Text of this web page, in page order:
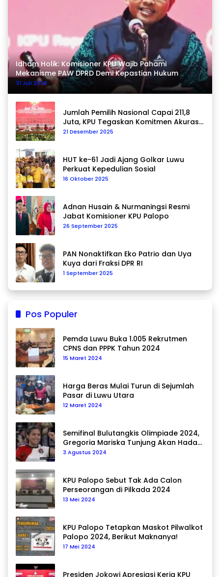
Idham Holik: Komisioner KPU Wajib Pahami
Mekanisme PAW DPRD Demi Kepastian Hukum
31 Juli 2026
Jumlah Pemilih Nasional Capai 211,8
Juta, KPU Tegaskan Komitmen Akurasi
Data Berkelanjutan
21 Desember 2025
HUT ke-61 Jadi Ajang Golkar Luwu
Perkuat Kepedulian Sosial
16 Oktober 2025
Adnan Husain & Nurmaningsi Resmi
Jabat Komisioner KPU Palopo
26 September 2025
PAN Nonaktifkan Eko Patrio dan Uya
Kuya dari Fraksi DPR RI
1 September 2025
Pos Populer
Pemda Luwu Buka 1.005 Rekrutmen
CPNS dan PPPK Tahun 2024
15 Maret 2024
Harga Beras Mulai Turun di Sejumlah
Pasar di Luwu Utara
12 Maret 2024
Semifinal Bulutangkis Olimpiade 2024,
Gregoria Mariska Tunjung Akan Hadapi
Pemain Asal Korea Selatan
3 Agustus 2024
KPU Palopo Sebut Tak Ada Calon
Perseorangan di Pilkada 2024
13 Mei 2024
KPU Palopo Tetapkan Maskot Pilwalkot
Palopo 2024, Berikut Maknanya!
17 Mei 2024
Presiden Jokowi Apresiasi Kerja KPU